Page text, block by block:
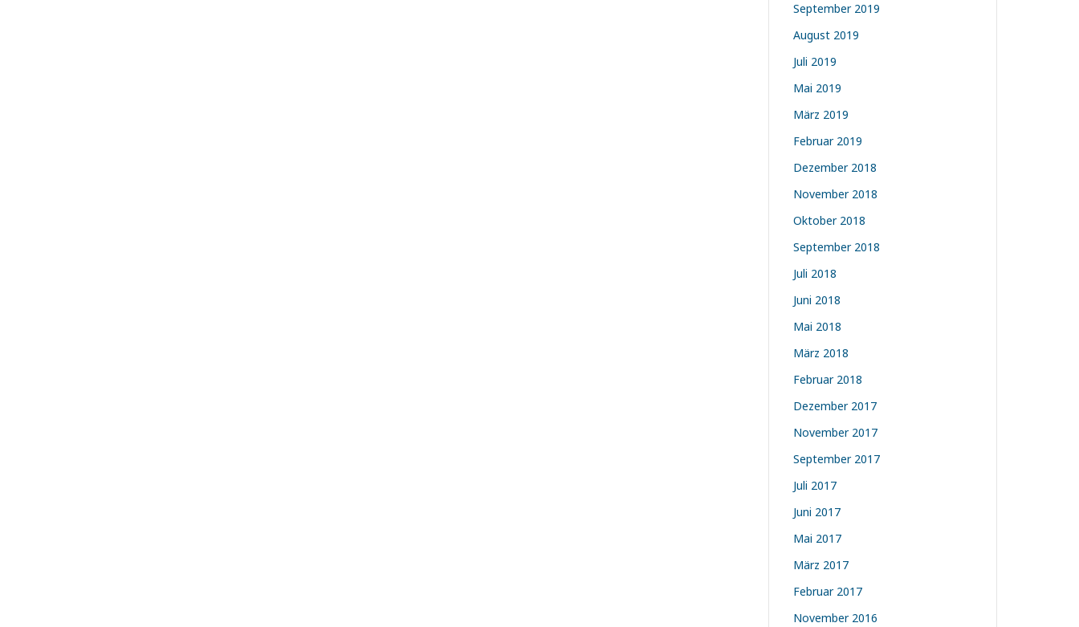
September 2019
August 2019
Juli 2019
Mai 2019
März 2019
Februar 2019
Dezember 2018
November 2018
Oktober 2018
September 2018
Juli 2018
Juni 2018
Mai 2018
März 2018
Februar 2018
Dezember 2017
November 2017
September 2017
Juli 2017
Juni 2017
Mai 2017
März 2017
Februar 2017
November 2016